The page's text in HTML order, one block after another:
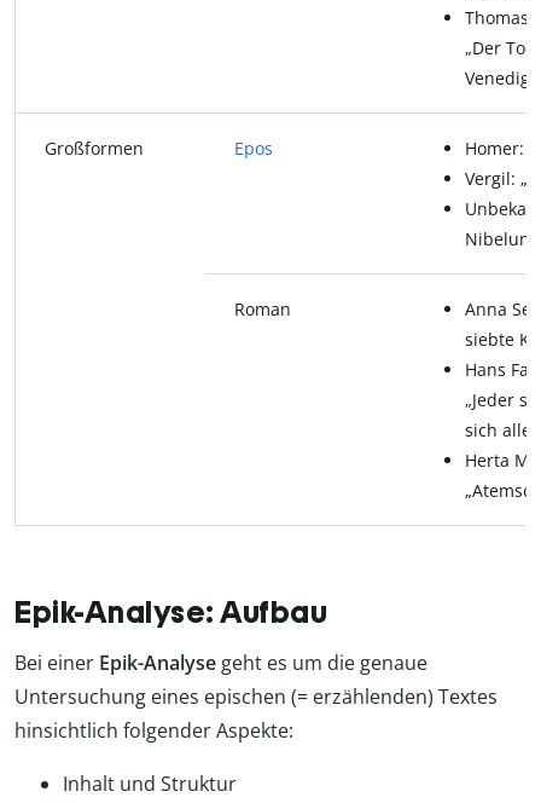
Thomas
„Der
Venedig“
Großformen Epos
Homer:
Vergil:
Roman
Anna
siebte
Hans
„Jeder
sich
Herta
Epik-Analyse: Aufbau
Bei einer Epik-Analyse geht es um die genaue
Untersuchung eines epischen (= erzählenden) Textes
hinsichtlich folgender Aspekte:
Inhalt und Struktur